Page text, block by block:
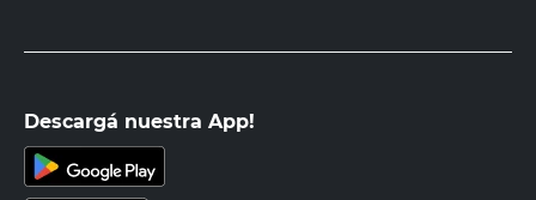
Descargá nuestra App!